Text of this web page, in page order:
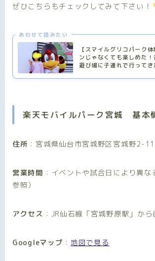
ぜひこちらもチェックしてみて下さい！
あわせて読みたい
【スマイルグリコパーク
ンじゃなくても楽しめた
遊び場に子連れで行ってき
楽天モバイルパーク宮城 基本
住所 ：宮城県仙台市宮城野区宮城野2-
営業時間 ：イベントや試合日により異
参照）
アクセス ：JR仙石線「宮城野原駅」か
Googleマップ ： 地図で見る